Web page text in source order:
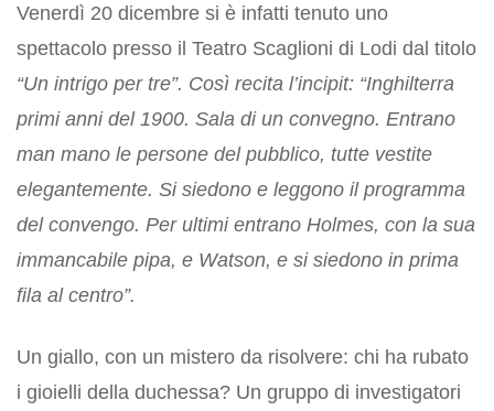
Venerdì 20 dicembre si è infatti tenuto uno
spettacolo presso il Teatro Scaglioni di Lodi dal titolo
“Un intrigo per tre”. Così recita l’incipit: “Inghilterra
primi anni del 1900. Sala di un convegno. Entrano
man mano le persone del pubblico, tutte vestite
elegantemente. Si siedono e leggono il programma
del convengo. Per ultimi entrano Holmes, con la sua
immancabile pipa, e Watson, e si siedono in prima
fila al centro”.
Un giallo, con un mistero da risolvere: chi ha rubato
i gioielli della duchessa? Un gruppo di investigatori